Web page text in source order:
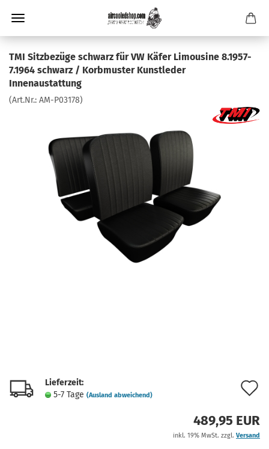
TMI Sitzbezüge schwarz für VW Käfer Limousine 8.1957-
7.1964 schwarz / Korbmuster Kunstleder
Innenaustattung
(Art.Nr.: AM-P03178)
Lieferzeit:
5-7 Tage (Ausland abweichend)
489,95 EUR
inkl. 19% MwSt. zzgl. Versand